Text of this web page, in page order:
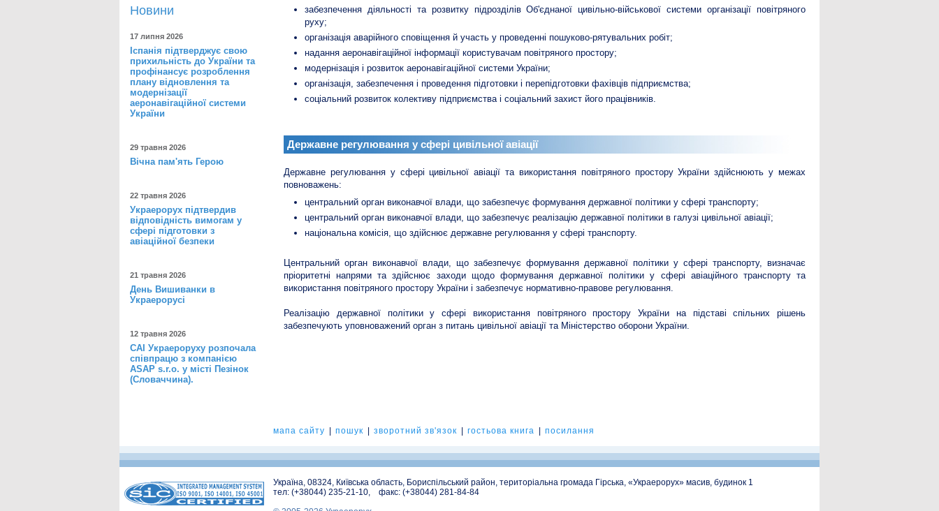
Новини
17 липня 2026
Іспанія підтверджує свою
прихильність до України та
профінансує розроблення
плану відновлення та
модернізації
аеронавігаційної системи
України
29 травня 2026
Вічна пам'ять Герою
22 травня 2026
Украерорух підтвердив
відповідність вимогам у
сфері підготовки з
авіаційної безпеки
21 травня 2026
День Вишиванки в
Украерорусі
12 травня 2026
САІ Украероруху розпочала
співпрацю з компанією
ASAP s.r.o. у місті Пезінок
(Словаччина).
забезпечення діяльності та розвитку підрозділів Об'єднаної цивільно-військової системи організації повітряного
руху;
організація аварійного сповіщення й участь у проведенні пошуково-рятувальних робіт;
надання аеронавігаційної інформації користувачам повітряного простору;
модернізація і розвиток аеронавігаційної системи України;
організація, забезпечення і проведення підготовки і перепідготовки фахівців підприємства;
соціальний розвиток колективу підприємства і соціальний захист його працівників.
Державне регулювання у сфері цивільної авіації
Державне регулювання у сфері цивільної авіації та використання повітряного простору України здійснюють у межах
повноважень:
центральний орган виконавчої влади, що забезпечує формування державної політики у сфері транспорту;
центральний орган виконавчої влади, що забезпечує реалізацію державної політики в галузі цивільної авіації;
національна комісія, що здійснює державне регулювання у сфері транспорту.
Центральний орган виконавчої влади, що забезпечує формування державної політики у сфері транспорту, визначає
пріоритетні напрями та здійснює заходи щодо формування державної політики у сфері авіаційного транспорту та
використання повітряного простору України і забезпечує нормативно-правове регулювання.
Реалізацію державної політики у сфері використання повітряного простору України на підставі спільних рішень
забезпечують уповноважений орган з питань цивільної авіації та Міністерство оборони України.
мапа сайту пошук зворотний зв'язок гостьова книга посилання
Україна, 08324, Київська область, Бориспільський район, територіальна громада Гірська, «Украерорух» масив, будинок 1
тел: (+38044) 235-21-10, факс: (+38044) 281-84-84